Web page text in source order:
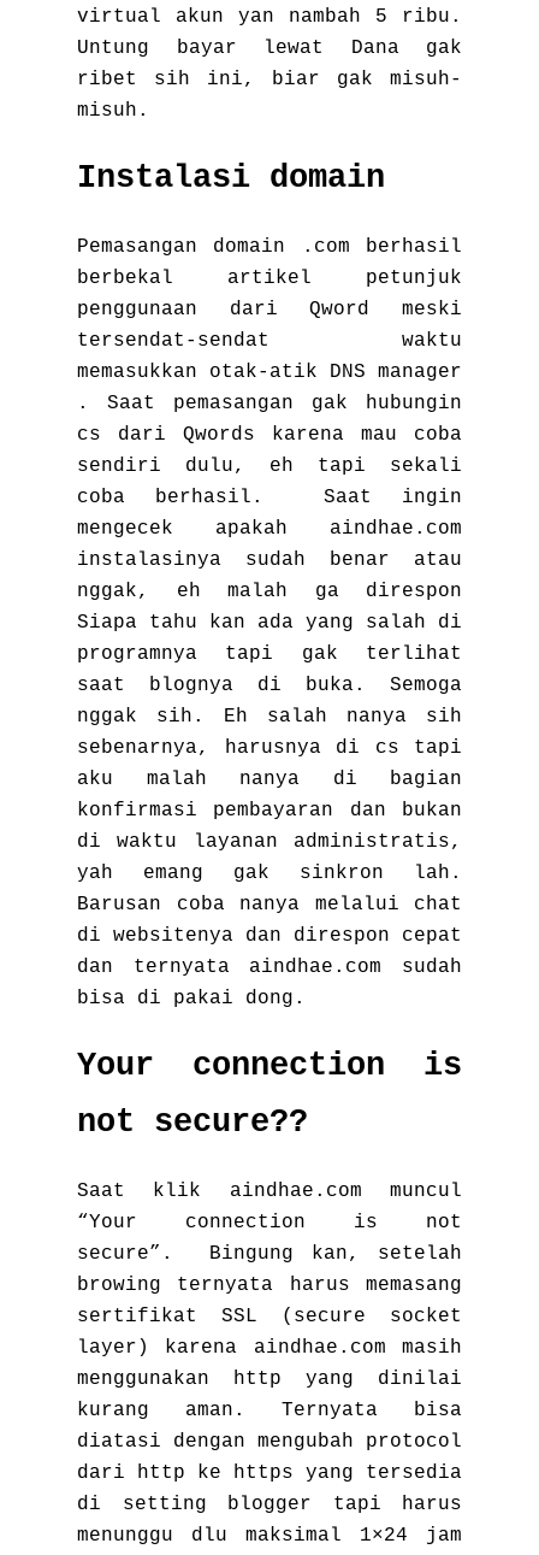
virtual akun yan nambah 5 ribu.
Untung bayar lewat Dana gak
ribet sih ini, biar gak misuh-
misuh.
Instalasi domain
Pemasangan domain .com berhasil
berbekal artikel petunjuk
penggunaan dari Qword meski
tersendat-sendat waktu
memasukkan otak-atik DNS manager
. Saat pemasangan gak hubungin
cs dari Qwords karena mau coba
sendiri dulu, eh tapi sekali
coba berhasil. Saat ingin
mengecek apakah aindhae.com
instalasinya sudah benar atau
nggak, eh malah ga direspon
Siapa tahu kan ada yang salah di
programnya tapi gak terlihat
saat blognya di buka. Semoga
nggak sih. Eh salah nanya sih
sebenarnya, harusnya di cs tapi
aku malah nanya di bagian
konfirmasi pembayaran dan bukan
di waktu layanan administratis,
yah emang gak sinkron lah.
Barusan coba nanya melalui chat
di websitenya dan direspon cepat
dan ternyata aindhae.com sudah
bisa di pakai dong.
Your connection is
not secure??
Saat klik aindhae.com muncul
“Your connection is not
secure”. Bingung kan, setelah
browing ternyata harus memasang
sertifikat SSL (secure socket
layer) karena aindhae.com masih
menggunakan http yang dinilai
kurang aman. Ternyata bisa
diatasi dengan mengubah protocol
dari http ke https yang tersedia
di setting blogger tapi harus
menunggu dlu maksimal 1×24 jam